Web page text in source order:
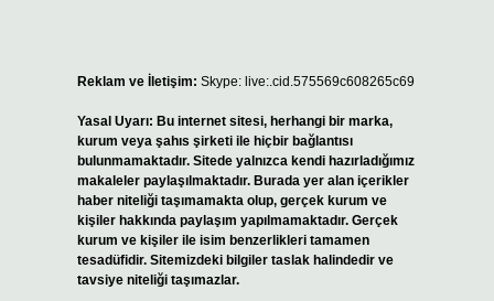
Reklam ve İletişim: Skype: live:.cid.575569c608265c69
Yasal Uyarı: Bu internet sitesi, herhangi bir marka,
kurum veya şahıs şirketi ile hiçbir bağlantısı
bulunmamaktadır. Sitede yalnızca kendi hazırladığımız
makaleler paylaşılmaktadır. Burada yer alan içerikler
haber niteliği taşımamakta olup, gerçek kurum ve
kişiler hakkında paylaşım yapılmamaktadır. Gerçek
kurum ve kişiler ile isim benzerlikleri tamamen
tesadüfidir. Sitemizdeki bilgiler taslak halindedir ve
tavsiye niteliği taşımazlar.